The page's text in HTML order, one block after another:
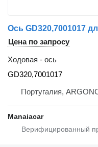
Цена по запросу
Ходовая - ось
GD320,7001017
Португалия,
Manaiacar